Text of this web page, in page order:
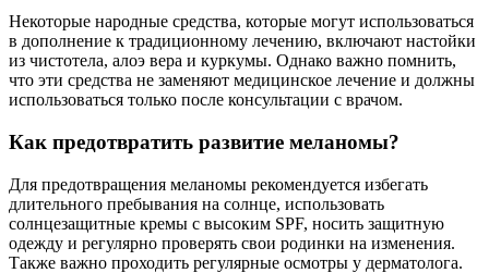
Некоторые народные средства, которые могут использоваться
в дополнение к традиционному лечению, включают настойки
из чистотела, алоэ вера и куркумы. Однако важно помнить,
что эти средства не заменяют медицинское лечение и должны
использоваться только после консультации с врачом.
Как предотвратить развитие меланомы?
Для предотвращения меланомы рекомендуется избегать
длительного пребывания на солнце, использовать
солнцезащитные кремы с высоким SPF, носить защитную
одежду и регулярно проверять свои родинки на изменения.
Также важно проходить регулярные осмотры у дерматолога.